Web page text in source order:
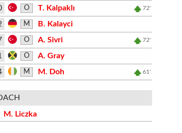
O T. Kalpaklı 72'
M
B. Kalayci
O A. Sivri 72'
O
A. Gray
M M. Doh 61'
M. Liczka